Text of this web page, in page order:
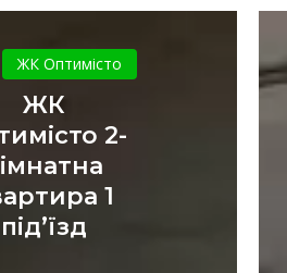
Оптимісто
2-
квартира
1
під’їзд
ЖК Оптимісто
ЖК
2-
1
під’їзд